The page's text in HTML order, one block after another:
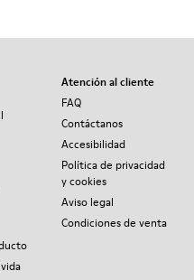
Atención al cliente
FAQ
Contáctanos
Accesibilidad
Política de privacidad
y cookies
Aviso legal
Condiciones de venta